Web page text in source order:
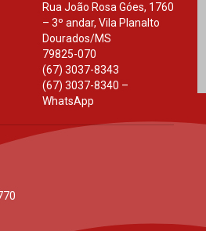
Rua João Rosa Góes, 1760
– 3º andar, Vila Planalto
Dourados/MS
79825-070
(67) 3037-8343
(67) 3037-8340 –
WhatsApp